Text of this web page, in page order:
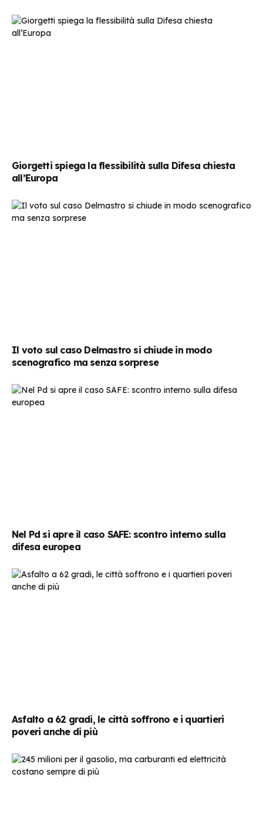
Giorgetti spiega la flessibilità sulla Difesa chiesta
all’Europa
Il voto sul caso Delmastro si chiude in modo
scenografico ma senza sorprese
Nel Pd si apre il caso SAFE: scontro interno sulla
difesa europea
Asfalto a 62 gradi, le città soffrono e i quartieri
poveri anche di più